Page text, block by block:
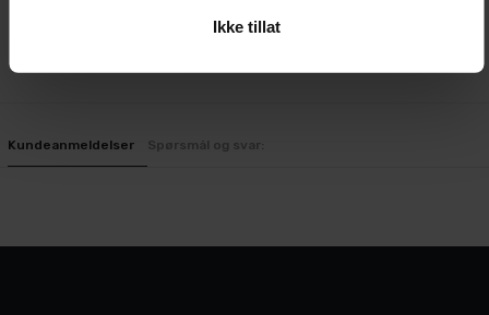
Ikke tillat
Kundeanmeldelser Spørsmål og svar: